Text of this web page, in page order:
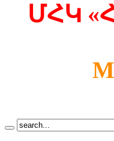
ՄՀԿ